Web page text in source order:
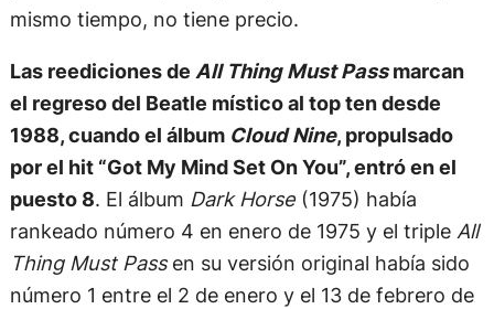
mismo tiempo, no tiene precio.
Las reediciones de All Thing Must Passmarcan
el regreso del Beatle místico al top ten desde
1988, cuando el álbum Cloud Nine, propulsado
por el hit “Got My Mind Set On You”, entró en el
puesto 8. El álbum Dark Horse(1975) había
rankeado número 4 en enero de 1975 y el triple All
Thing Must Passen su versión original había sido
número 1 entre el 2 de enero y el 13 de febrero de